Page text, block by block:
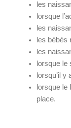
les
lorsque
les
les bébés
les
lorsque le
lorsqu’il
lorsque le
place.